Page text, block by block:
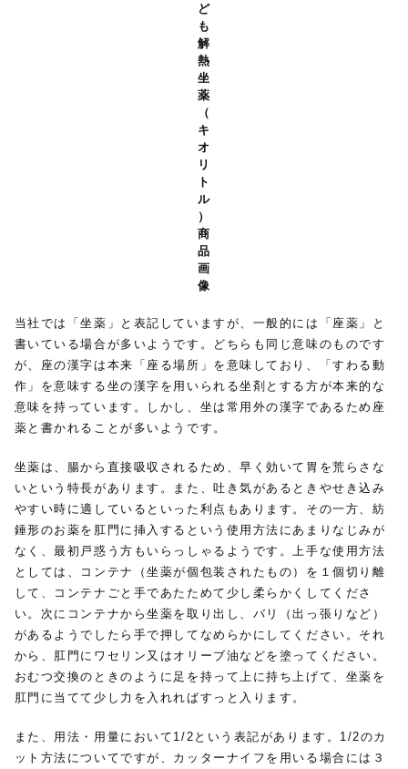
ど
も
解
熱
坐
薬
（
キ
オ
リ
ト
ル
）
商
品
画
像
当社では「坐薬」と表記していますが、一般的には「座薬」と
書いている場合が多いようです。どちらも同じ意味のものです
が、座の漢字は本来「座る場所」を意味しており、「すわる動
作」を意味する坐の漢字を用いられる坐剤とする方が本来的な
意味を持っています。しかし、坐は常用外の漢字であるため座
薬と書かれることが多いようです。
坐薬は、腸から直接吸収されるため、早く効いて胃を荒らさな
いという特長があります。また、吐き気があるときやせき込み
やすい時に適しているといった利点もあります。その一方、紡
錘形のお薬を肛門に挿入するという使用方法にあまりなじみが
なく、最初戸惑う方もいらっしゃるようです。上手な使用方法
としては、コンテナ（坐薬が個包装されたもの）を１個切り離
して、コンテナごと手であたためて少し柔らかくしてくださ
い。次にコンテナから坐薬を取り出し、バリ（出っ張りなど）
があるようでしたら手で押してなめらかにしてください。それ
から、肛門にワセリン又はオリーブ油などを塗ってください。
おむつ交換のときのように足を持って上に持ち上げて、坐薬を
肛門に当てて少し力を入れればすっと入ります。
また、用法・用量において1/2という表記があります。1/2のカ
ット方法についてですが、カッターナイフを用いる場合には３